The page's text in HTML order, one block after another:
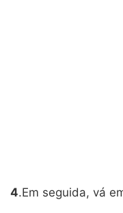
4.Em seguida, vá